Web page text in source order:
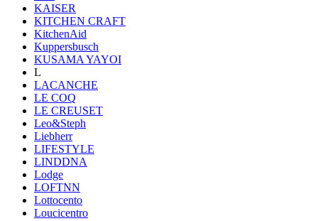
KAISER
KITCHEN CRAFT
KitchenAid
Kuppersbusch
KUSAMA YAYOI
L
LACANCHE
LE COQ
LE CREUSET
Leo&Steph
Liebherr
LIFESTYLE
LINDDNA
Lodge
LOFTNN
Lottocento
Loucicentro